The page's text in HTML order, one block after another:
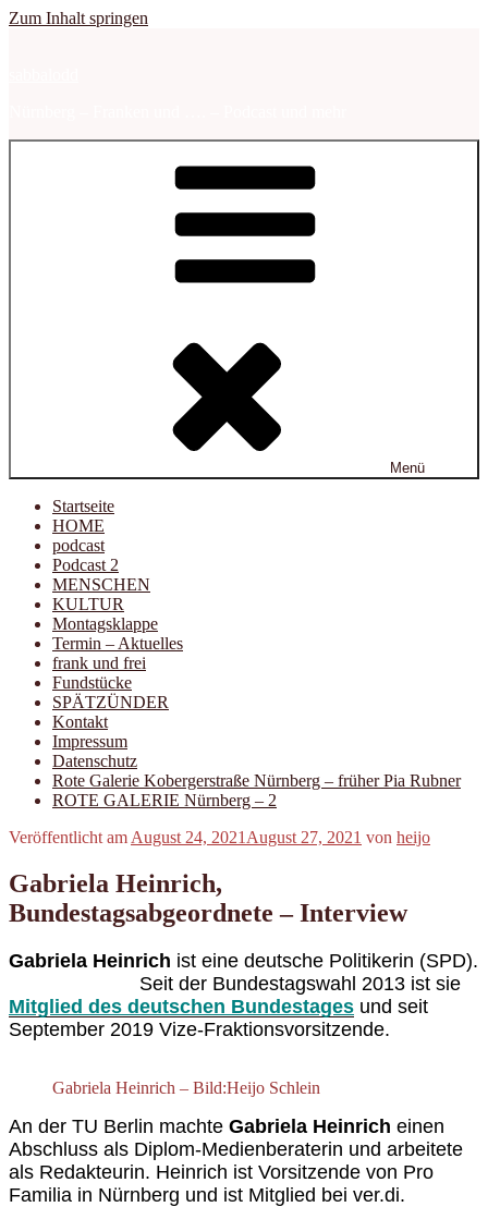
Zum Inhalt springen
Menü
Startseite
HOME
podcast
Podcast 2
MENSCHEN
KULTUR
Montagsklappe
Termin – Aktuelles
frank und frei
Fundstücke
SPÄTZÜNDER
Kontakt
Impressum
Datenschutz
Rote Galerie Kobergerstraße Nürnberg – früher Pia Rubner
ROTE GALERIE Nürnberg – 2
Veröffentlicht am August 24, 2021 August 27, 2021 von heijo
Gabriela Heinrich,
Bundestagsabgeordnete – Interview
Gabriela Heinrich ist eine deutsche Politikerin (SPD).
Seit der Bundestagswahl 2013 ist sie
Mitglied des deutschen Bundestages und seit
September 2019 Vize-Fraktionsvorsitzende.
Gabriela Heinrich – Bild:Heijo Schlein
An der TU Berlin machte Gabriela Heinrich einen
Abschluss als Diplom-Medienberaterin und arbeitete
als Redakteurin. Heinrich ist Vorsitzende von Pro
Familia in Nürnberg und ist Mitglied bei ver.di.